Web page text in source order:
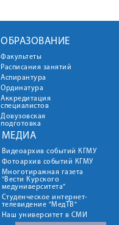
ОБРАЗОВАНИЕ
Факультеты
Расписания занятий
Аспирантура
Ординатура
Аккредитация
специалистов
Довузовская
подготовка
МЕДИА
Видеоархив событий КГМУ
Фотоархив событий КГМУ
Многотиражная газета
"Вести Курского
медуниверситета"
Студенческое интернет-
телевидение "МедТВ"
Наш университет в СМИ